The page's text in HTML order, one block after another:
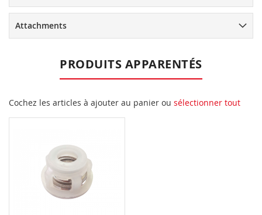
Attachments
PRODUITS APPARENTÉS
Cochez les articles à ajouter au panier ou sélectionner tout